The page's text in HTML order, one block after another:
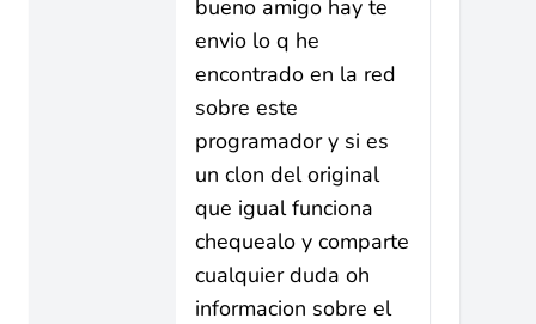
bueno amigo hay te
envio lo q he
encontrado en la red
sobre este
programador y si es
un clon del original
que igual funciona
chequealo y comparte
cualquier duda oh
informacion sobre el